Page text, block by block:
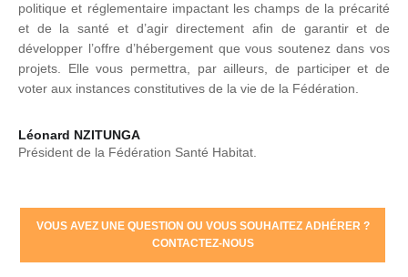
politique et réglementaire impactant les champs de la précarité
et de la santé et d’agir directement afin de garantir et de
développer l’offre d’hébergement que vous soutenez dans vos
projets. Elle vous permettra, par ailleurs, de participer et de
voter aux instances constitutives de la vie de la Fédération.
Léonard NZITUNGA
Président de la Fédération Santé Habitat.
VOUS AVEZ UNE QUESTION OU VOUS SOUHAITEZ ADHÉRER ?
CONTACTEZ-NOUS